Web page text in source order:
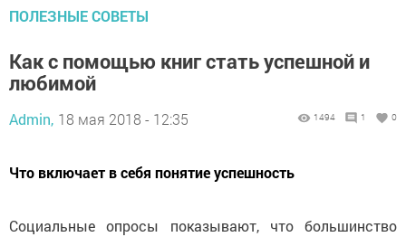
ПОЛЕЗНЫЕ СОВЕТЫ
Как с помощью книг стать успешной и
любимой
Admin, 18 мая 2018 - 12:35 1494 1 0
Что включает в себя понятие успешность
Социальные опросы показывают, что большинство